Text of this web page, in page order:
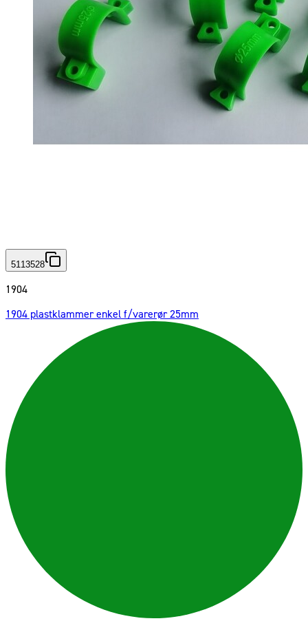
5113528
1904
1904 plastklammer enkel f/varerør 25mm